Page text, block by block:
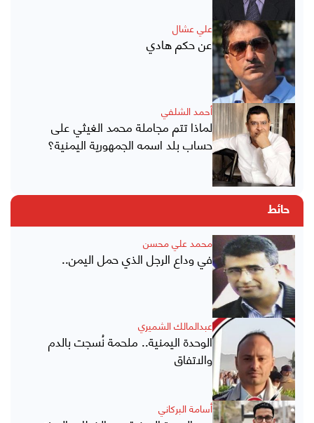
علي عشال
عن حكم هادي
أحمد الشلفي
لماذا تتم مجاملة محمد الغيثي على
حساب بلد اسمه الجمهورية اليمنية؟
حائط
محمد علي محسن
في وداع الرجل الذي حمل اليمن..
عبدالمالك الشميري
الوحدة اليمنية.. ملحمة نُسجت بالدم
والاتفاق
أسامة البركاني